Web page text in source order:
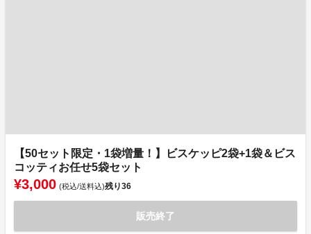
【50セット限定・1袋増量！】ビスケッピ2袋+1袋＆ビス
コッティお任せ5袋セット
¥3,000 (税込/送料込)残り36
販売終了